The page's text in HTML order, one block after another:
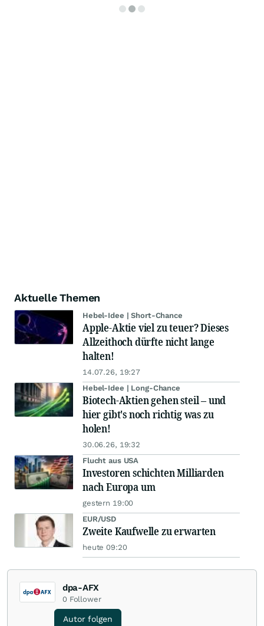
Aktuelle Themen
Hebel-Idee | Short-Chance
Apple-Aktie viel zu teuer? Dieses
Allzeithoch dürfte nicht lange
halten!
14.07.26, 19:27
Hebel-Idee | Long-Chance
Biotech-Aktien gehen steil – und
hier gibt's noch richtig was zu
holen!
30.06.26, 19:32
Flucht aus USA
Investoren schichten Milliarden
nach Europa um
gestern 19:00
EUR/USD
Zweite Kaufwelle zu erwarten
heute 09:20
dpa-AFX
0 Follower
Autor folgen